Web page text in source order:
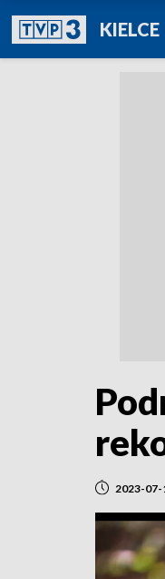
KIELCE
TVP
2023-07-